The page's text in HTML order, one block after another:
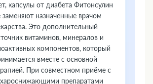
капсулы от диабета Фитонсулин
заменяют назначенные врачом
Это дополнительный
витаминов, минералов и
компонентов, который
вместе с основной
При совместном приёме с
препаратами